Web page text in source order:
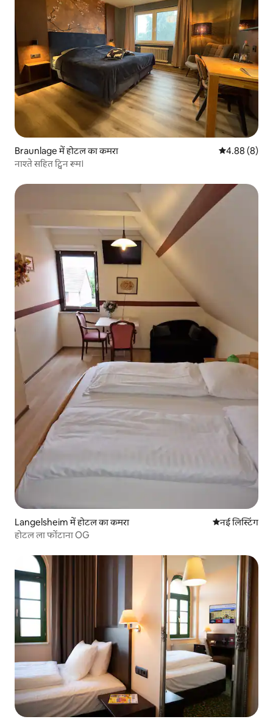
Braunlage में होटल का कमरा औसत रेटिंग 5 में
4.88 (8)
नाश्ते सहित ट्विन रूम।
Langelsheim में होटल का कमरा ठहरने की नई
नई लिस्टिंग
होटल ला फोंटाना OG